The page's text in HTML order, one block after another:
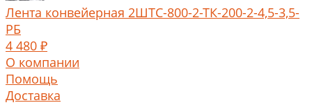
Лента конвейерная 2ШТС-800-2-ТК-200-2-4,5-3,5-
РБ
4 480 ₽
О компании
Помощь
Доставка